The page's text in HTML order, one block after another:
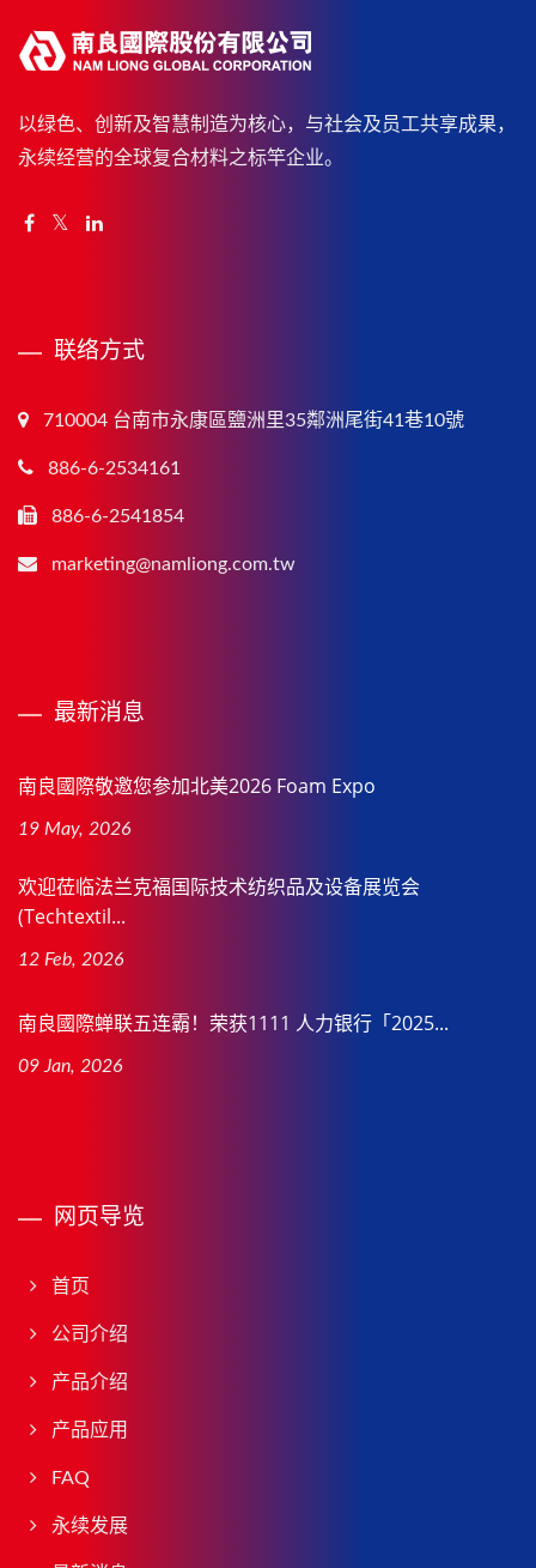
以绿色、创新及智慧制造为核心，与社会及员工共享成果，
永续经营的全球复合材料之标竿企业。
联络方式
710004 台南市永康區鹽洲里35鄰洲尾街41巷10號
886-6-2534161
886-6-2541854
marketing@namliong.com.tw
最新消息
南良國際敬邀您参加北美2026 Foam Expo
19 May, 2026
欢迎莅临法兰克福国际技术纺织品及设备展览会
(Techtextil...
12 Feb, 2026
南良國際蝉联五连霸！荣获1111 人力银行「2025...
09 Jan, 2026
网页导览
首页
公司介绍
产品介绍
产品应用
FAQ
永续发展